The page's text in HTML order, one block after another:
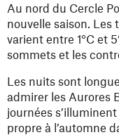
Au nord du Cercle
nouvelle saison. Les
varient entre 1°C et
sommets et les
Les nuits sont
admirer les Aurores
journées
propre à l’automne